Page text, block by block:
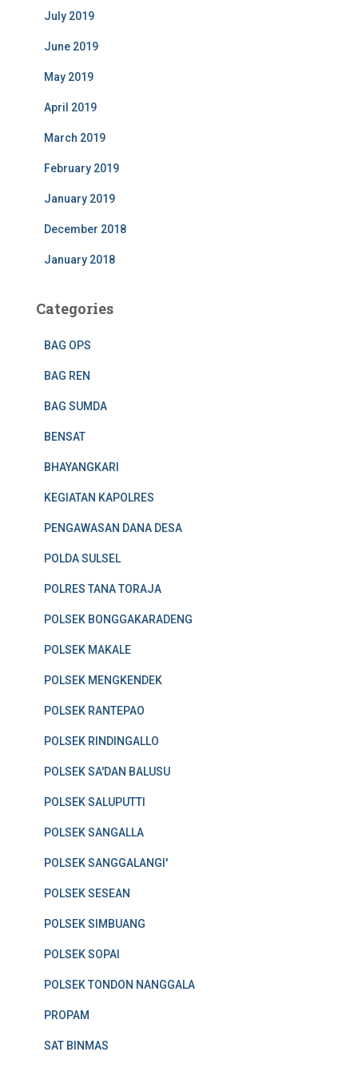
July 2019
June 2019
May 2019
April 2019
March 2019
February 2019
January 2019
December 2018
January 2018
Categories
BAG OPS
BAG REN
BAG SUMDA
BENSAT
BHAYANGKARI
KEGIATAN KAPOLRES
PENGAWASAN DANA DESA
POLDA SULSEL
POLRES TANA TORAJA
POLSEK BONGGAKARADENG
POLSEK MAKALE
POLSEK MENGKENDEK
POLSEK RANTEPAO
POLSEK RINDINGALLO
POLSEK SA'DAN BALUSU
POLSEK SALUPUTTI
POLSEK SANGALLA
POLSEK SANGGALANGI'
POLSEK SESEAN
POLSEK SIMBUANG
POLSEK SOPAI
POLSEK TONDON NANGGALA
PROPAM
SAT BINMAS